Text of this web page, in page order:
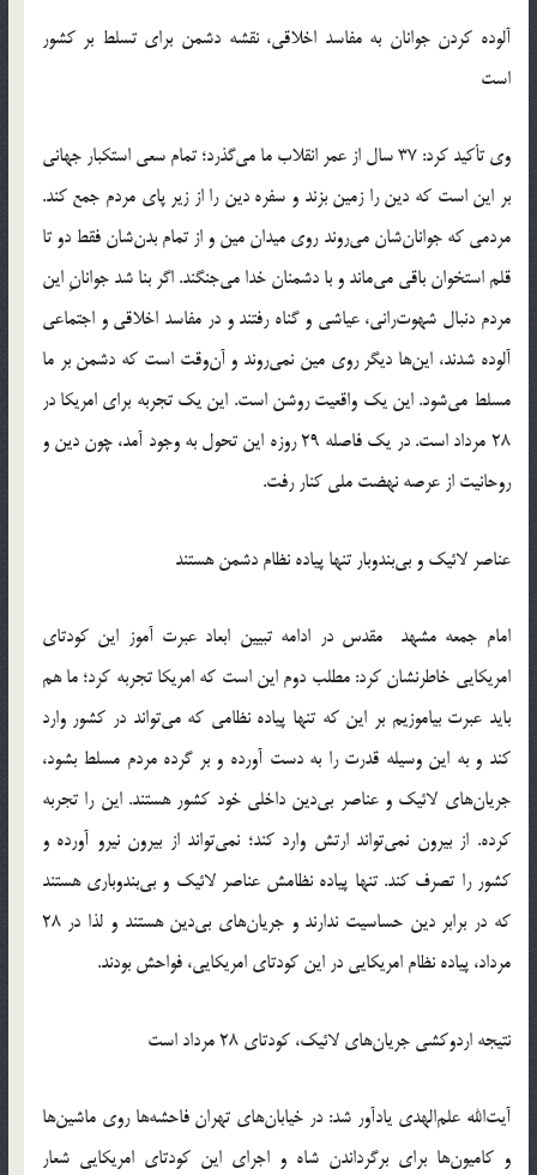
آلوده کردن جوانان به مفاسد اخلاقی، نقشه دشمن برای تسلط بر کشور
است
وی تأکید کرد: 37 سال از عمر انقلاب ما می‌گذرد؛ تمام سعی استکبار جهانی
بر این است که دین را زمین بزند و سفره دین را از زیر پای مردم جمع کند.
مردمی که جوانان‌شان می‌روند روی میدان مین و از تمام بدن‌شان فقط دو تا
قلم استخوان باقی می‌ماند و با دشمنان خدا می‌جنگند. اگر بنا شد جوانانِ این
مردم دنبال شهوت‌رانی، عیاشی و گناه رفتند و در مفاسد اخلاقی و اجتماعی
آلوده شدند، این‌ها دیگر روی مین نمی‌روند و آن‌وقت است که دشمن بر ما
مسلط می‌شود. این یک واقعیت روشن است. این یک تجربه برای امریکا در
28 مرداد است. در یک فاصله 29 روزه این تحول به وجود آمد، چون دین و
روحانیت از عرصه نهضت ملی کنار رفت.
عناصر لائیک و بی‌بندوبار تنها پیاده نظام دشمن هستند
امام جمعه مشهد مقدس در ادامه تبیین ابعاد عبرت آموز این کودتای
امریکایی خاطرنشان کرد: مطلب دوم این است که امریکا تجربه کرد؛ ما هم
باید عبرت بیاموزیم بر این که تنها پیاده نظامی که می‌تواند در کشور وارد
کند و به این وسیله قدرت را به دست آورده و بر گرده مردم مسلط بشود،
جریان‌های لائیک و عناصر بی‌دین داخلی خود کشور هستند. این را تجربه
کرده. از بیرون نمی‌تواند ارتش وارد کند؛ نمی‌تواند از بیرون نیرو آورده و
کشور را تصرف کند. تنها پیاده نظامش عناصر لائیک و بی‌بندوباری هستند
که در برابر دین حساسیت ندارند و جریان‌های بی‌دین هستند و لذا در 28
مرداد، پیاده نظام امریکایی در این کودتای امریکایی، فواحش بودند.
نتیجه اردوکشی جریان‌های لائیک، کودتای 28 مرداد است
آیت‌الله علم‌الهدی یادآور شد: در خیابان‌های تهران فاحشه‌ها روی ماشین‌ها
و کامیون‌ها برای برگرداندن شاه و اجرای این کودتای امریکایی شعار